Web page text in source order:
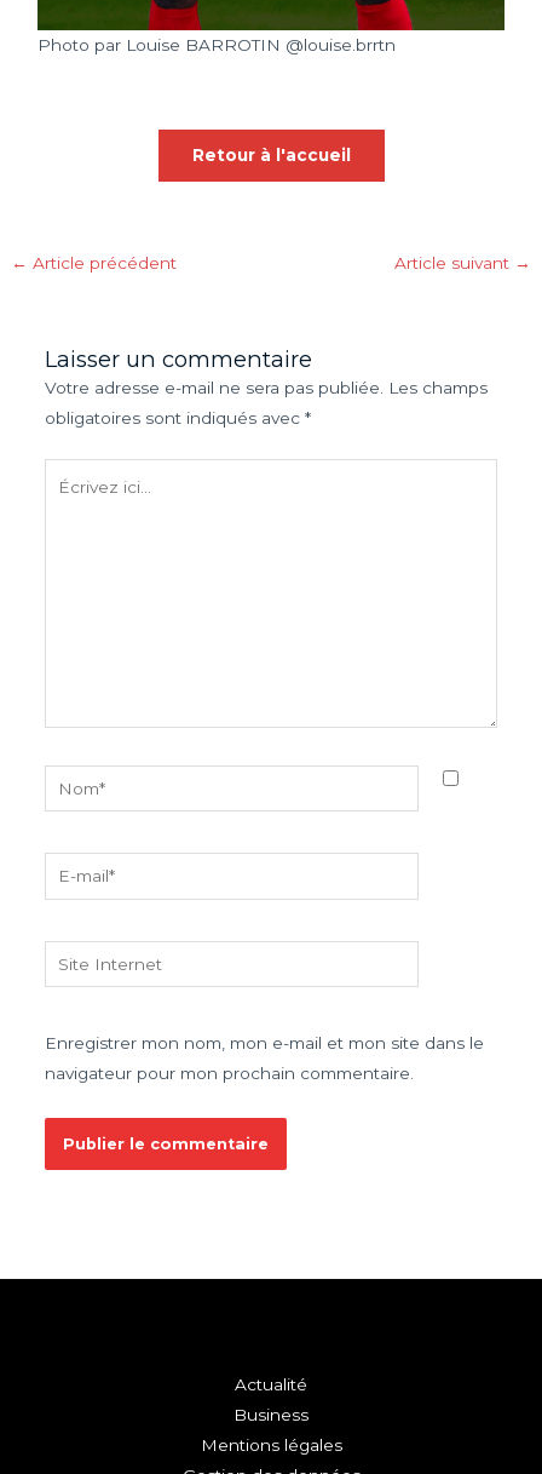
Photo par Louise BARROTIN @louise.brrtn
Retour à l'accueil
← Article précédent Article suivant →
Laisser un commentaire
Votre adresse e-mail ne sera pas publiée.
Les champs
obligatoires sont indiqués avec *
mail*
Site
Internet
Enregistrer mon nom, mon e-mail et mon site dans le
navigateur pour mon prochain commentaire.
Actualité
Business
Mentions légales